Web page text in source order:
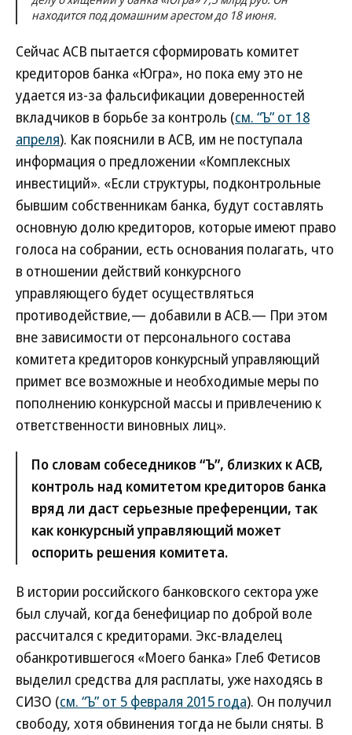
находится под домашним арестом до 18 июня.
Сейчас АСВ пытается сформировать комитет
кредиторов банка «Югра», но пока ему это не
удается из-за фальсификации доверенностей
вкладчиков в борьбе за контроль (см. “Ъ” от 18
апреля). Как пояснили в АСВ, им не поступала
информация о предложении «Комплексных
инвестиций». «Если структуры, подконтрольные
бывшим собственникам банка, будут составлять
основную долю кредиторов, которые имеют право
голоса на собрании, есть основания полагать, что
в отношении действий конкурсного
управляющего будет осуществляться
противодействие,— добавили в АСВ.— При этом
вне зависимости от персонального состава
комитета кредиторов конкурсный управляющий
примет все возможные и необходимые меры по
пополнению конкурсной массы и привлечению к
ответственности виновных лиц».
По словам собеседников “Ъ”, близких к АСВ,
контроль над комитетом кредиторов банка
вряд ли даст серьезные преференции, так
как конкурсный управляющий может
оспорить решения комитета.
В истории российского банковского сектора уже
был случай, когда бенефициар по доброй воле
рассчитался с кредиторами. Экс-владелец
обанкротившегося «Моего банка» Глеб Фетисов
выделил средства для расплаты, уже находясь в
СИЗО (см. “Ъ” от 5 февраля 2015 года). Он получил
свободу, хотя обвинения тогда не были сняты. В